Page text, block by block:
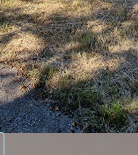
à chaleur, entretien des haies,
: 1289.36€ TTC dont 483.51€ TTC
1110€ et 1540€ TTC/an.
le site Géorisques :